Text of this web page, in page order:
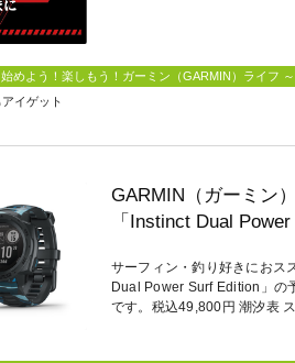
始めよう！楽しもう！ガーミン（GARMIN）ライフ
アイゲット
GARMIN（ガーミン
「Instinct Dual
サーフィン・釣り好きにお
Dual Power Surf Edition」の
です。税込49,800円 潮汐表